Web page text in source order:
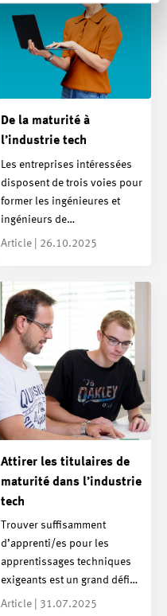
De la maturité à
l’industrie tech
Les entreprises intéressées
disposent de trois voies pour
former les ingénieures et
ingénieurs de…
Article | 26.10.2025
Attirer les titulaires de
maturité dans l’industrie
tech
Trouver suffisamment
d’apprenti/es pour les
apprentissages techniques
exigeants est un grand défi…
Article | 31.07.2025